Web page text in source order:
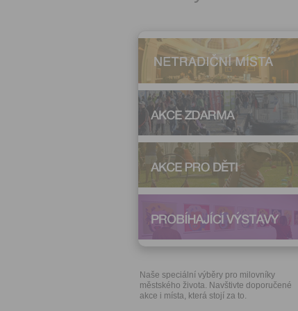
Naše speciální výběry pro milovníky
městského života. Navštivte doporučené
akce i místa, která stojí za to.